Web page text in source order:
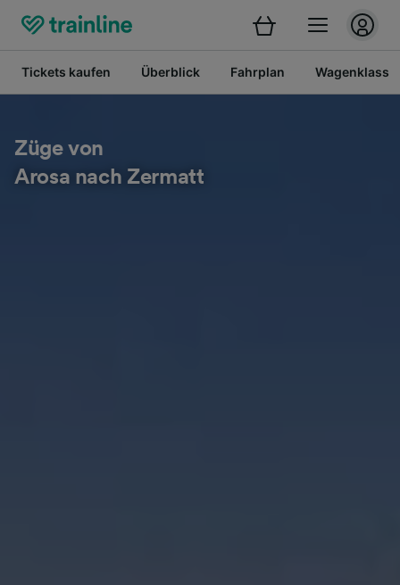
Tickets kaufen Überblick Fahrplan
Züge von
Arosa nach Zermatt